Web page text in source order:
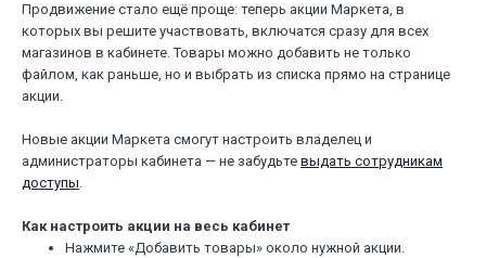
Продвижение стало ещё проще: теперь акции Маркета, в
которых вы решите участвовать, включатся сразу для всех
магазинов в кабинете. Товары можно добавить не только
файлом, как раньше, но и выбрать из списка прямо на странице
акции.
Новые акции Маркета смогут настроить владелец и
администраторы кабинета — не забудьте выдать сотрудникам
доступы.
Как настроить акции на весь кабинет
Нажмите «Добавить товары» около нужной акции.